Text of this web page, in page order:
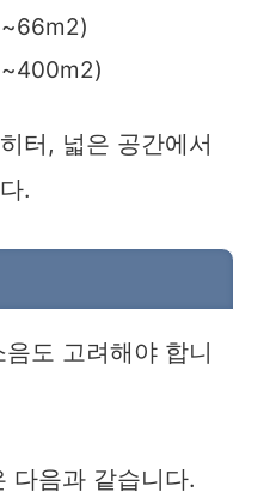
터, 넓은 공간에서
.
도 고려해야 합니
다음과 같습니다.